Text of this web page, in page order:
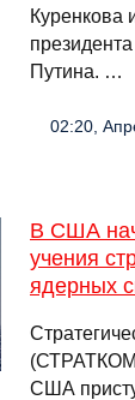
Куренкова
Путина. …
02:20,
В США
учения
ядерных
США